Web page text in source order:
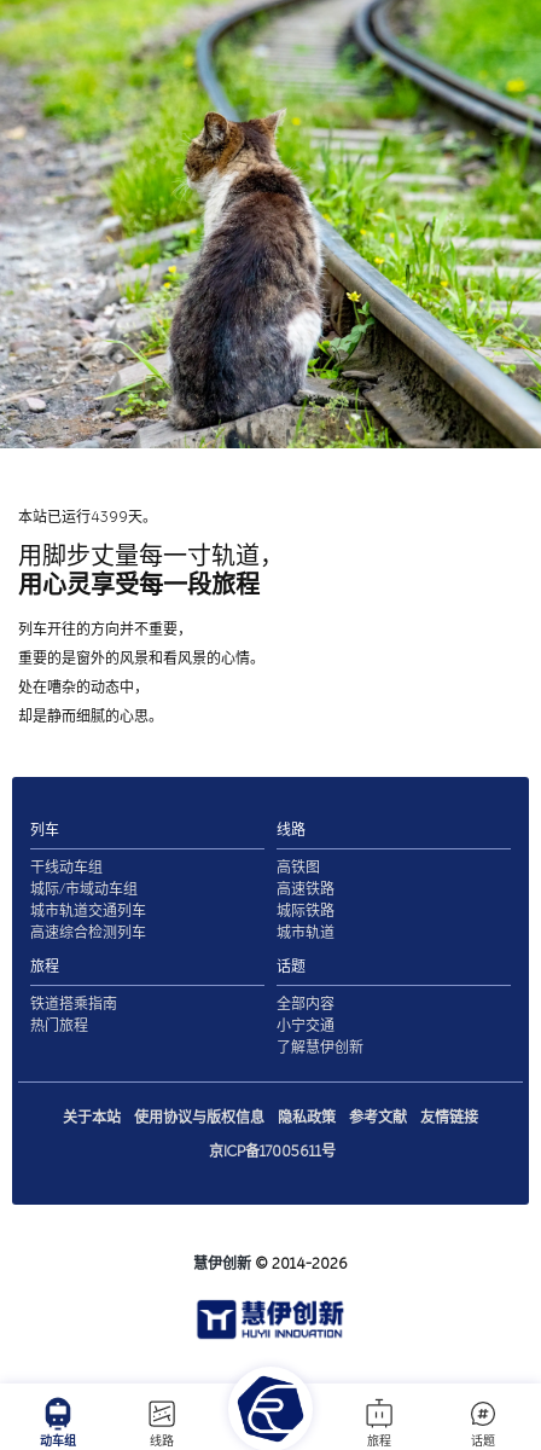
动车组 线路 旅程 话题
本站已运行4399天。
用脚步丈量每一寸轨道，
用心灵享受每一段旅程
列车开往的方向并不重要，
重要的是窗外的风景和看风景的心情。
处在嘈杂的动态中，
却是静而细腻的心思。
列车
干线动车组
城际/市域动车组
城市轨道交通列车
高速综合检测列车
线路
高铁图
高速铁路
城际铁路
城市轨道
旅程
铁道搭乘指南
热门旅程
话题
全部内容
小宁交通
了解慧伊创新
关于本站 使用协议与版权信息 隐私政策 参考文献
友情链接
京ICP备17005611号
慧伊创新 © 2014-2026